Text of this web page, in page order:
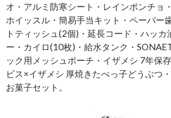
オ・アルミ防寒シート・レインポンチョ
ホイッスル・簡易手当キット・ペーパー
トティッシュ(2個)・延長コード・ハッカ
ー・カイロ(10枚)・給水タンク・
ック用メッシュポーチ・イザメシ 7年保
ビス×イザメシ 厚焼きたべっ子どうぶつ
お菓子セット。